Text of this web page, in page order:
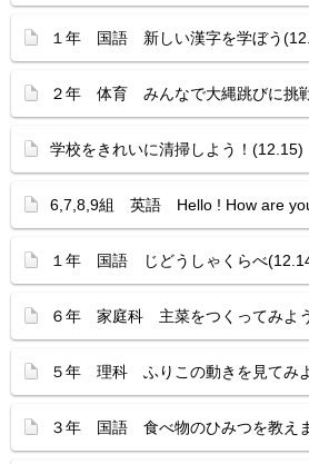
１年 国語 新しい漢字を学ぼう
２年 体育 みんなで大縄跳びに挑
学校をきれいに清掃しよう！(12.15)
6,7,8,9組 英語 Hello ! How are
１年 国語 じどうしゃくらべ
６年 家庭科 主菜をつくってみよ
５年 理科 ふりこの動きを見てみ
３年 国語 食べ物のひみつを教え